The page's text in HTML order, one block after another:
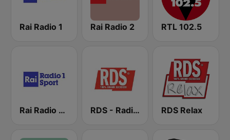
Rai Radio 1 Rai Radio 2 RTL 102.5
Rai Radio 1 Sport RDS - Radio Dimensione Suono RDS Relax